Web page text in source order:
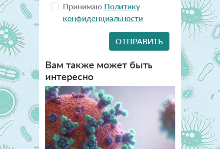
Принимаю Политику
конфиденциальности
Вам также может быть
интересно